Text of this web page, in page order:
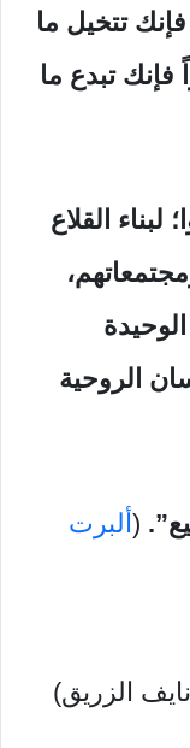
فإنك تتخيل ما
فإنك تبدع ما
لبناء القلاع
الروحية
(ألبرت
الزريق)